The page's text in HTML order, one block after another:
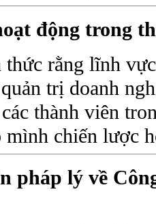
động trong
rằng lĩnh
trị doanh
thành viên
mình chiến lược
pháp lý về